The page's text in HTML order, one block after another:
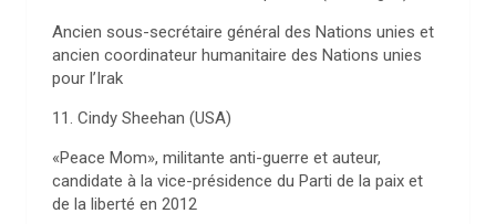
Ancien sous-secrétaire général des Nations unies et
ancien coordinateur humanitaire des Nations unies
pour l’Irak
11. Cindy Sheehan (USA)
«Peace Mom», militante anti-guerre et auteur,
candidate à la vice-présidence du Parti de la paix et
de la liberté en 2012